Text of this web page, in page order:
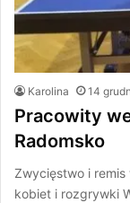
Karolina 14
Pracowity
Radomsko
Zwycięstwo i
kobiet i rozgrywki